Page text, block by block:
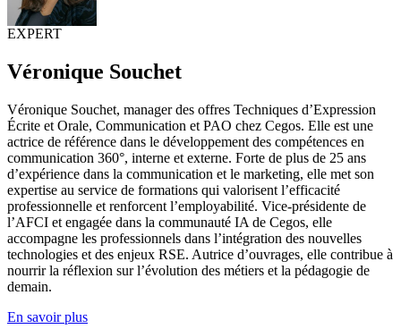
EXPERT
Véronique Souchet
Véronique Souchet, manager des offres Techniques d’Expression
Écrite et Orale, Communication et PAO chez Cegos. Elle est une
actrice de référence dans le développement des compétences en
communication 360°, interne et externe. Forte de plus de 25 ans
d’expérience dans la communication et le marketing, elle met son
expertise au service de formations qui valorisent l’efficacité
professionnelle et renforcent l’employabilité. Vice-présidente de
l’AFCI et engagée dans la communauté IA de Cegos, elle
accompagne les professionnels dans l’intégration des nouvelles
technologies et des enjeux RSE. Autrice d’ouvrages, elle contribue à
nourrir la réflexion sur l’évolution des métiers et la pédagogie de
demain.
En savoir plus